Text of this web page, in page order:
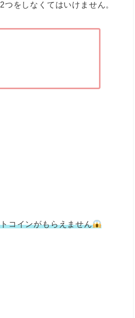
をしなくてはいけません。
コインがもらえません